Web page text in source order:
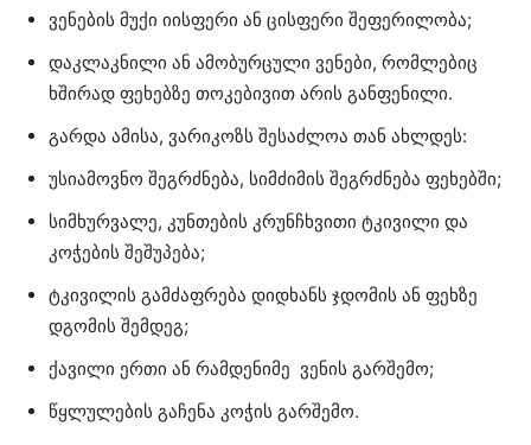
ვენების მუქი იისფერი ან ცისფერი შეფერილობა;
დაკლაკნილი ან ამობურცული ვენები, რომლებიც
ხშირად ფეხებზე თოკებივით არის განფენილი.
გარდა ამისა, ვარიკოზს შესაძლოა თან ახლდეს:
უსიამოვნო შეგრძნება, სიმძიმის შეგრძნება ფეხებში;
სიმხურვალე, კუნთების კრუნჩხვითი ტკივილი და
კოჭების შეშუპება;
ტკივილის გამძაფრება დიდხანს ჯდომის ან ფეხზე
დგომის შემდეგ;
ქავილი ერთი ან რამდენიმე ვენის გარშემო;
წყლულების გაჩენა კოჭის გარშემო.